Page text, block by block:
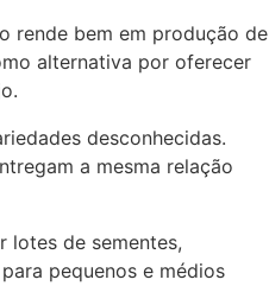
rende bem em produção de
alternativa por oferecer
desconhecidas.
a mesma relação
lotes de sementes,
pequenos e médios